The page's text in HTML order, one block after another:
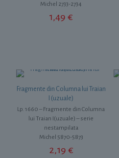
Michel 2733-2734
1,49€
Fragmente din Columna lui Traian
I (uzuale)
Lp. 1660 – Fragmente din Columna
lui Traian I(uzuale) – serie
nestampilata
Michel 5870-5873
2,19 €